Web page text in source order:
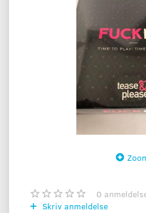
0
Skriv anmeldelse